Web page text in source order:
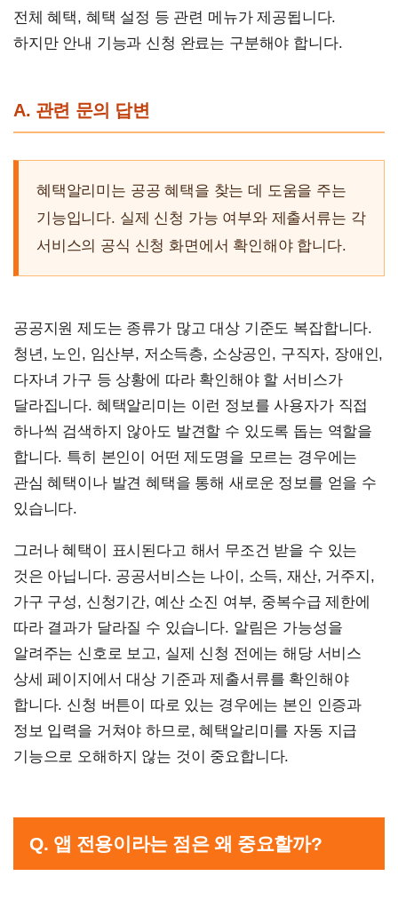
전체 혜택, 혜택 설정 등 관련 메뉴가 제공됩니다.
하지만 안내 기능과 신청 완료는 구분해야 합니다.
A. 관련 문의 답변
혜택알리미는 공공 혜택을 찾는 데 도움을 주는
기능입니다. 실제 신청 가능 여부와 제출서류는 각
서비스의 공식 신청 화면에서 확인해야 합니다.
공공지원 제도는 종류가 많고 대상 기준도 복잡합니다.
청년, 노인, 임산부, 저소득층, 소상공인, 구직자, 장애인,
다자녀 가구 등 상황에 따라 확인해야 할 서비스가
달라집니다. 혜택알리미는 이런 정보를 사용자가 직접
하나씩 검색하지 않아도 발견할 수 있도록 돕는 역할을
합니다. 특히 본인이 어떤 제도명을 모르는 경우에는
관심 혜택이나 발견 혜택을 통해 새로운 정보를 얻을 수
있습니다.
그러나 혜택이 표시된다고 해서 무조건 받을 수 있는
것은 아닙니다. 공공서비스는 나이, 소득, 재산, 거주지,
가구 구성, 신청기간, 예산 소진 여부, 중복수급 제한에
따라 결과가 달라질 수 있습니다. 알림은 가능성을
알려주는 신호로 보고, 실제 신청 전에는 해당 서비스
상세 페이지에서 대상 기준과 제출서류를 확인해야
합니다. 신청 버튼이 따로 있는 경우에는 본인 인증과
정보 입력을 거쳐야 하므로, 혜택알리미를 자동 지급
기능으로 오해하지 않는 것이 중요합니다.
Q. 앱 전용이라는 점은 왜 중요할까?